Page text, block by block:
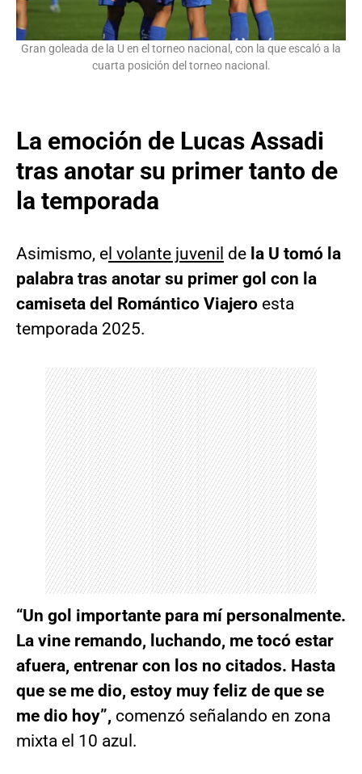
Gran goleada de la U en el torneo nacional, con la que escaló a la
cuarta posición del torneo nacional.
La emoción de Lucas Assadi
tras anotar su primer tanto de
la temporada
Asimismo, e l volante juvenil de la U tomó la
palabra tras anotar su primer gol con la
camiseta del Romántico Viajero esta
temporada 2025.
“Un gol importante para mí personalmente.
La vine remando, luchando, me tocó estar
afuera, entrenar con los no citados. Hasta
que se me dio, estoy muy feliz de que se
me dio hoy”, comenzó señalando en zona
mixta el 10 azul.